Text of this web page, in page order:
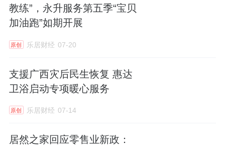
教练”，永升服务第五季“宝贝
加油跑”如期开展
原创 乐居财经 07-20
支援广西灾后民生恢复 惠达
卫浴启动专项暖心服务
原创 乐居财经 07-14
居然之家回应零售业新政：